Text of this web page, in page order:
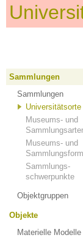
Sammlungen
Sammlungen
Universitätsorte
Museums- und
Museums- und
Sammlungs-
schwerpunkte
Objektgruppen
Objekte
Materielle Modelle